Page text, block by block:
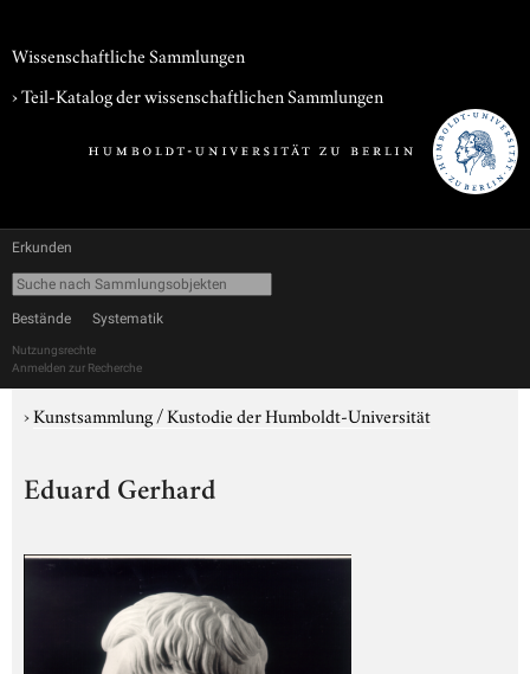
Wissenschaftliche Sammlungen
› Teil-Katalog der wissenschaftlichen Sammlungen
Erkunden
Bestände Systematik
Nutzungsrechte
Anmelden zur Recherche
›Kunstsammlung / Kustodie der Humboldt-Universität
Eduard Gerhard